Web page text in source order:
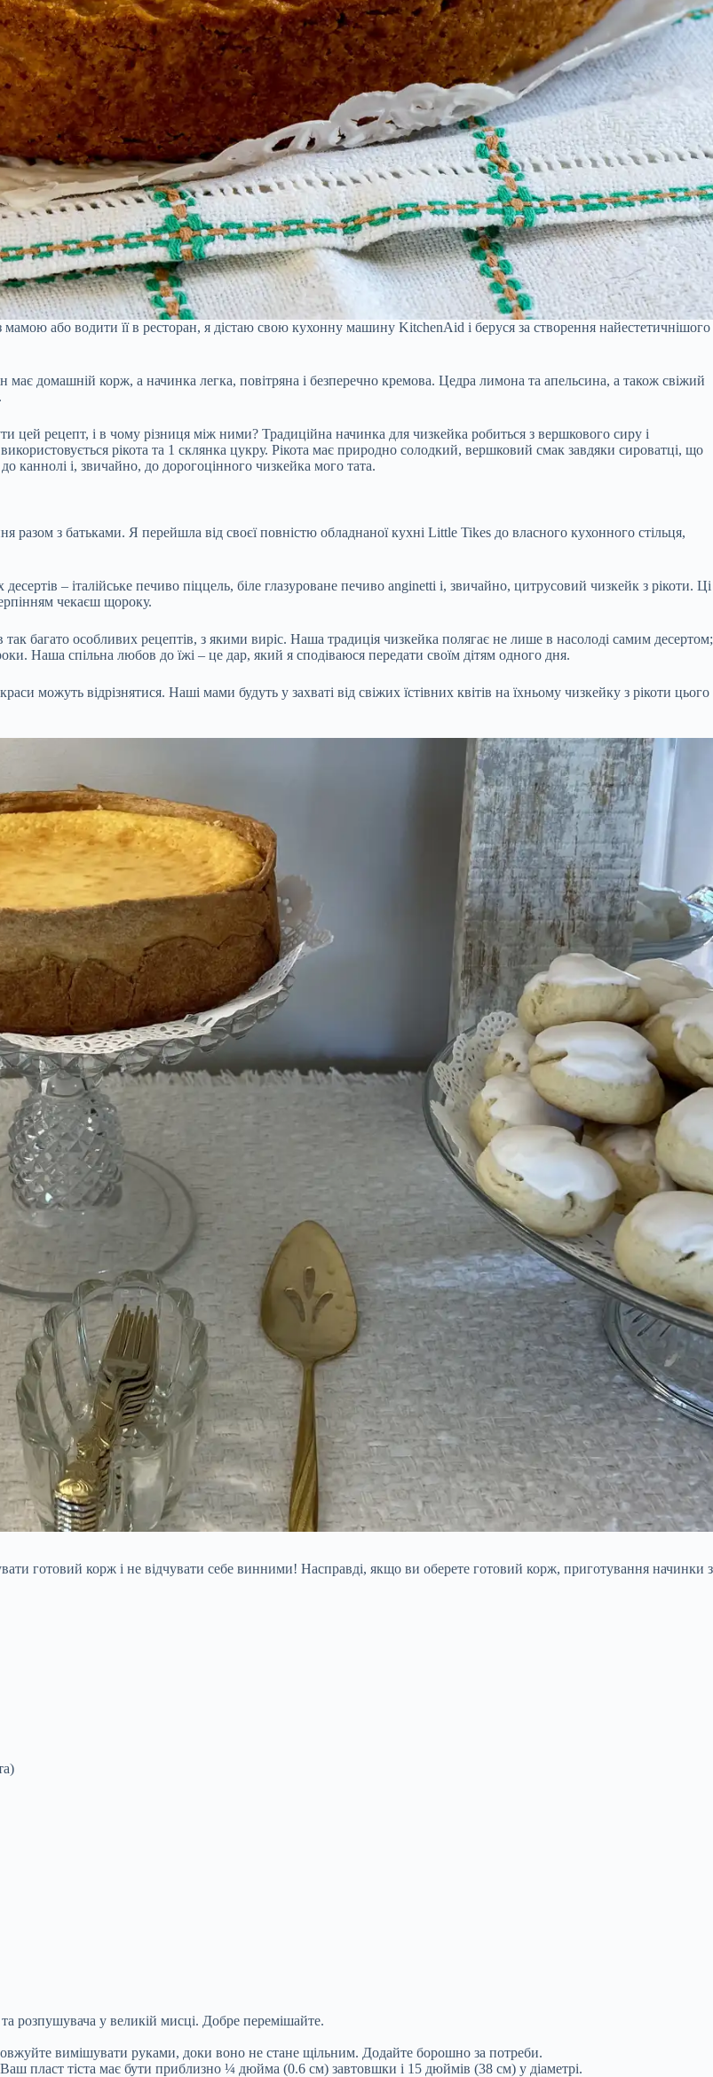
або водити її в ресторан, я дістаю свою кухонну машину KitchenAid і беруся за створення найестетичнішого
має домашній корж, а начинка легка, повітряна і безперечно кремова. Цедра лимона та апельсина, а також свіжий
рецепт, і в чому різниця між ними? Традиційна начинка для чизкейка робиться з вершкового сиру і
рікота та 1 склянка цукру. Рікота має природно солодкий, вершковий смак завдяки сироватці, що
каннолі і, звичайно, до дорогоцінного чизкейка мого тата.
разом з батьками. Я перейшла від своєї повністю обладнаної кухні Little Tikes до власного кухонного стільця,
– італійське печиво піццель, біле глазуроване печиво anginetti і, звичайно, цитрусовий чизкейк з рікоти. Ці
чекаєш щороку.
так багато особливих рецептів, з якими виріс. Наша традиція чизкейка полягає не лише в насолоді самим десертом;
Наша спільна любов до їжі – це дар, який я сподіваюся передати своїм дітям одного дня.
можуть відрізнятися. Наші мами будуть у захваті від свіжих їстівних квітів на їхньому чизкейку з рікоти цього
готовий корж і не відчувати себе винними! Насправді, якщо ви оберете готовий корж, приготування начинки з
розпушувача у великій мисці. Добре перемішайте.
вимішувати руками, доки воно не стане щільним. Додайте борошно за потреби.
пласт тіста має бути приблизно ¼ дюйма (0.6 см) завтовшки і 15 дюймів (38 см) у діаметрі.